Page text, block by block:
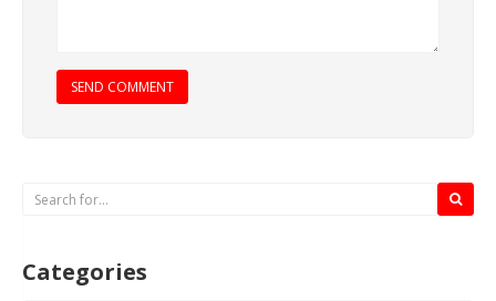
SEND COMMENT
Categories